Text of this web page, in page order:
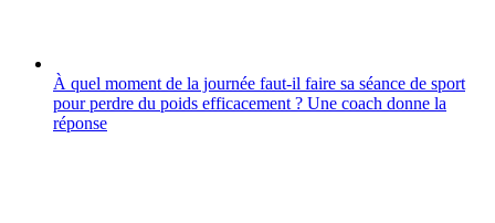
À quel moment de la journée faut-il faire sa séance de sport
pour perdre du poids efficacement ? Une coach donne la
réponse